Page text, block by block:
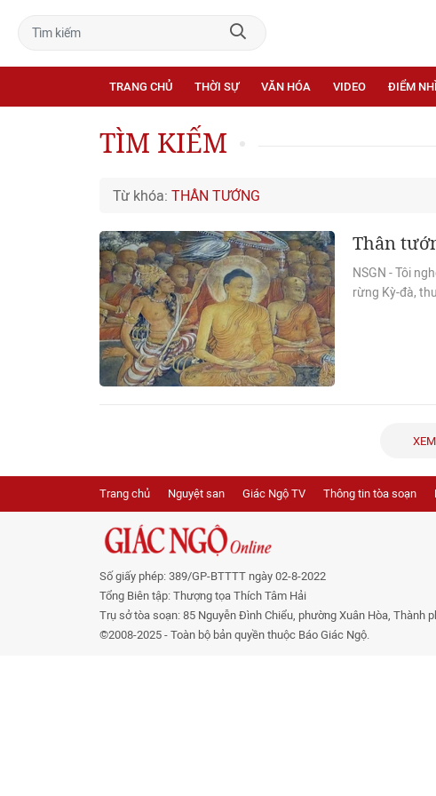
TRANG CHỦ THỜI SỰ VĂN HÓA VIDEO ĐIỂM
TÌM KIẾM
Từ khóa: THÂN TƯỚNG
Thân
NSGN - Tôi
rừng Kỳ-đà,
Trang chủ Nguyệt san Giác Ngộ TV Thông tin tòa soạn
Số giấy phép: 389/GP-BTTTT ngày 02-8-2022
Tổng Biên tập: Thượng tọa Thích Tâm Hải
Trụ sở tòa soạn: 85 Nguyễn Đình Chiểu, phường Xuân Hòa, Thành
©2008-2025 - Toàn bộ bản quyền thuộc Báo Giác Ngộ.